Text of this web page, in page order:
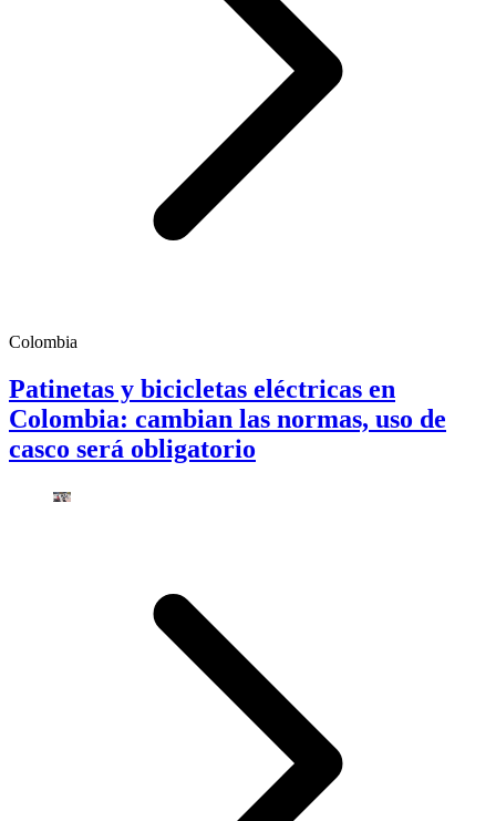
Colombia
Patinetas y bicicletas eléctricas en
Colombia: cambian las normas, uso de
casco será obligatorio